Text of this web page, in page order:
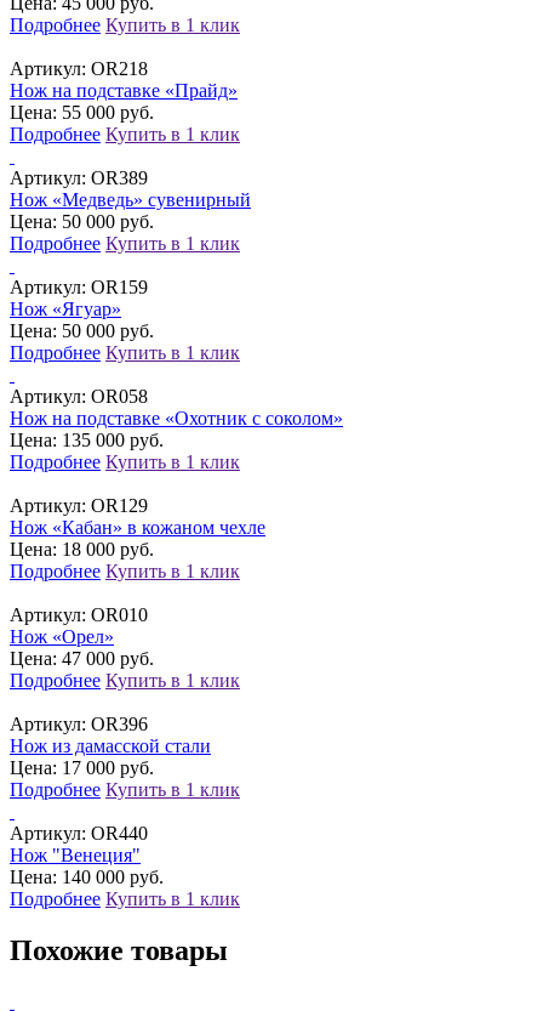
Подробнее Купить в 1 клик
Артикул: OR218
Нож на подставке «Прайд»
Цена: 55 000 руб.
Подробнее Купить в 1 клик
Артикул: OR389
Нож «Медведь» сувенирный
Цена: 50 000 руб.
Подробнее Купить в 1 клик
Артикул: OR159
Нож «Ягуар»
Цена: 50 000 руб.
Подробнее Купить в 1 клик
Артикул: OR058
Нож на подставке «Охотник с соколом»
Цена: 135 000 руб.
Подробнее Купить в 1 клик
Артикул: OR129
Нож «Кабан» в кожаном чехле
Цена: 18 000 руб.
Подробнее Купить в 1 клик
Артикул: OR010
Нож «Орел»
Цена: 47 000 руб.
Подробнее Купить в 1 клик
Артикул: OR396
Нож из дамасской стали
Цена: 17 000 руб.
Подробнее Купить в 1 клик
Артикул: OR440
Нож "Венеция"
Цена: 140 000 руб.
Подробнее Купить в 1 клик
Похожие товары